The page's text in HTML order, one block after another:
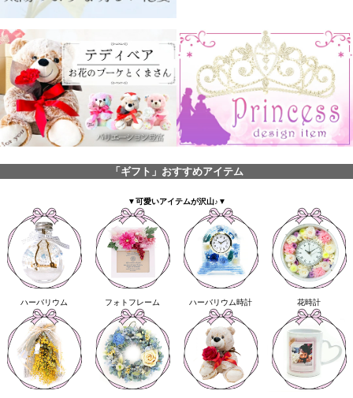
「ギフト」おすすめアイテム
▼可愛いアイテムが沢山♪▼
ハーバリウム フォトフレーム ハーバリウム時計 花時計